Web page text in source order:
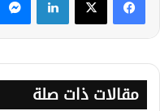
مقالات ذات صلة